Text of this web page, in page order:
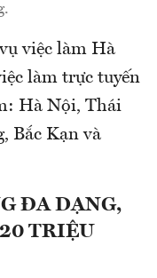
việc làm Hà
làm trực tuyến
Hà Nội, Thái
Bắc Kạn và
ĐA DẠNG,
TRIỆU